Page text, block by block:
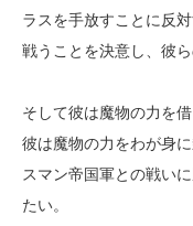
ラスを手放すことに反
戦うことを決意し、彼
そして彼は魔物の力を
彼は魔物の力をわが身
スマン帝国軍との戦い
たい。